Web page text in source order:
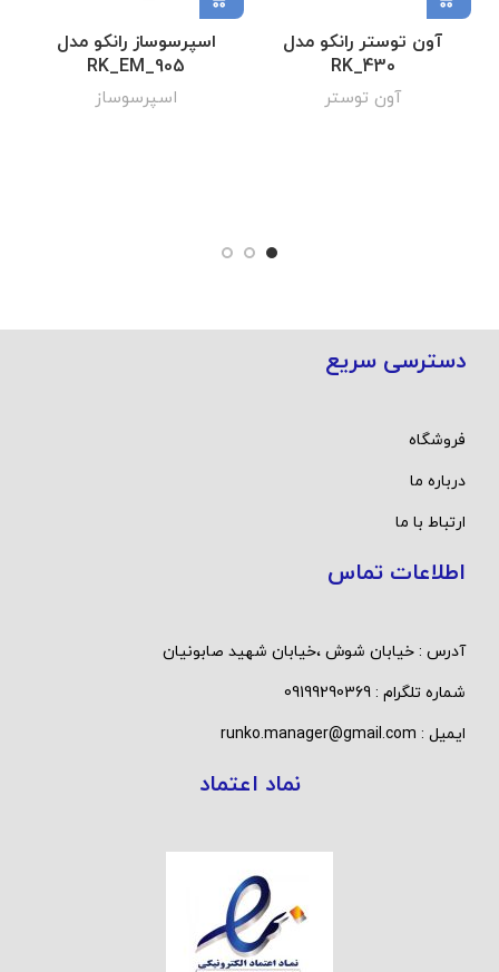
آون توستر رانکو مدل
RK_430
آون توستر
اسپرسوساز رانکو مدل
RK_EM_905
اسپرسوساز
دسترسی سریع
فروشگاه
درباره ما
ارتباط با ما
اطلاعات تماس
آدرس : خیابان شوش ،خیابان شهید صابونیان
شماره تلگرام : 09199290369
ایمیل : runko.manager@gmail.com
نماد اعتماد